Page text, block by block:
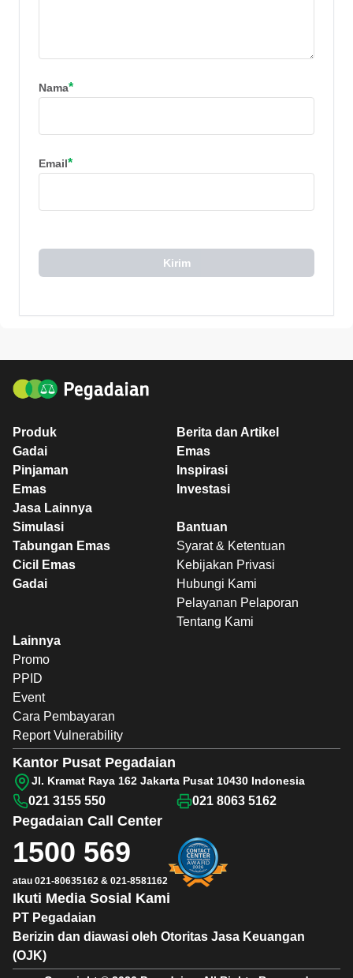
Nama*
Email*
Kirim
Produk
Gadai
Pinjaman
Emas
Jasa Lainnya
Berita dan Artikel
Emas
Inspirasi
Investasi
Simulasi
Tabungan Emas
Cicil Emas
Gadai
Bantuan
Syarat & Ketentuan
Kebijakan Privasi
Hubungi Kami
Pelayanan Pelaporan
Tentang Kami
Lainnya
Promo
PPID
Event
Cara Pembayaran
Report Vulnerability
PT Pegadaian
Berizin dan diawasi oleh Otoritas Jasa Keuangan
(OJK)
Ikuti Media Sosial Kami
Pegadaian Call Center
1500 569
atau 021-80635162 & 021-8581162
Kantor Pusat Pegadaian
Jl. Kramat Raya 162 Jakarta Pusat 10430 Indonesia
021 3155 550 021 8063 5162